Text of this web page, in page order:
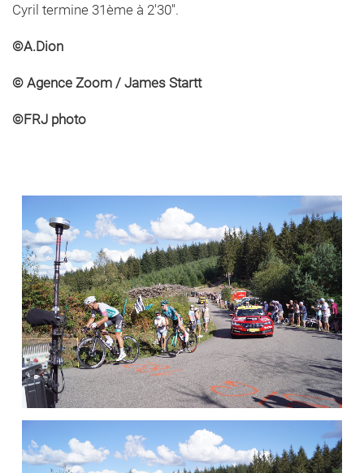
Cyril termine 31ème à 2'30''.
©A.Dion
© Agence Zoom / James Startt
©FRJ photo